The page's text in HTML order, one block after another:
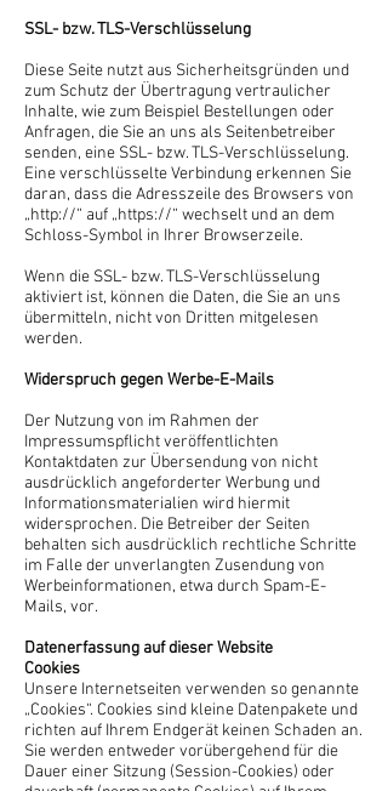
SSL- bzw. TLS-Verschlüsselung
Diese Seite nutzt aus Sicherheitsgründen und
zum Schutz der Übertragung vertraulicher
Inhalte, wie zum Beispiel Bestellungen oder
Anfragen, die Sie an uns als Seitenbetreiber
senden, eine SSL- bzw. TLS-Verschlüsselung.
Eine verschlüsselte Verbindung erkennen Sie
daran, dass die Adresszeile des Browsers von
„http://“ auf „https://“ wechselt und an dem
Schloss-Symbol in Ihrer Browserzeile.
Wenn die SSL- bzw. TLS-Verschlüsselung
aktiviert ist, können die Daten, die Sie an uns
übermitteln, nicht von Dritten mitgelesen
werden.
Widerspruch gegen Werbe-E-Mails
Der Nutzung von im Rahmen der
Impressumspflicht veröffentlichten
Kontaktdaten zur Übersendung von nicht
ausdrücklich angeforderter Werbung und
Informationsmaterialien wird hiermit
widersprochen. Die Betreiber der Seiten
behalten sich ausdrücklich rechtliche Schritte
im Falle der unverlangten Zusendung von
Werbeinformationen, etwa durch Spam-E-
Mails, vor.
Datenerfassung auf dieser Website
Cookies
Unsere Internetseiten verwenden so genannte
„Cookies“. Cookies sind kleine Datenpakete und
richten auf Ihrem Endgerät keinen Schaden an.
Sie werden entweder vorübergehend für die
Dauer einer Sitzung (Session-Cookies) oder